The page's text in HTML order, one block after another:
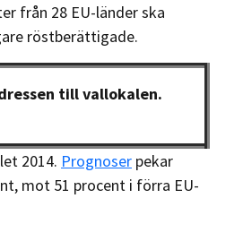
från 28 EU-länder ska
röstberättigade.
till vallokalen.
2014. Prognoser pekar
mot 51 procent i förra EU-